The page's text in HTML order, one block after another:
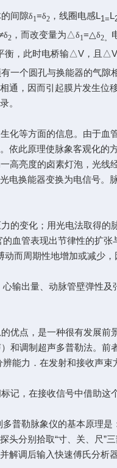
间隙δ1=δ2 ，线圈电感L1=L
δ2 ，而改变量为△δ1=△δ2。
衡，此时电桥输△V，且
个圆孔与换能器的气隙
通，因而引起膜片发生
。
等方面的信息。由于血
依此原理使脉象客观化的
亮度的卤素灯泡，光线
电换能器变换为电信号
变化；用光电法取得的
管表现出节律性的扩张
而周期性地增加或减少
出量、动脉管壁弹性及
点，是一种很有发展前景
调制超声多普勒法。前
力．在发射和接收声束
在接收信号中借助这
勒脉象仪的基本原理是
分别拾取“寸、关、尺
解调后输入快速傅氏分